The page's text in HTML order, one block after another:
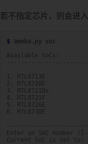
若不指定芯片，则会进
$ ameba.py
soc
Available SoCs:
1. RTL8713E
2. RTL8720E
3. RTL8721Dx
4. RTL8721F
5. RTL8726E
6. RTL8730E
Enter an SoC number
Current SoC is set to: